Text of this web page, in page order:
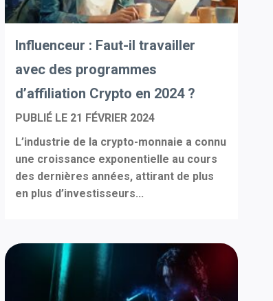
Influenceur : Faut-il travailler
avec des programmes
d’affiliation Crypto en 2024 ?
PUBLIÉ LE 21 FÉVRIER 2024
L’industrie de la crypto-monnaie a connu
une croissance exponentielle au cours
des dernières années, attirant de plus
en plus d’investisseurs...